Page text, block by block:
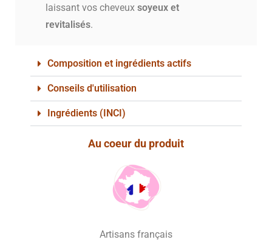
laissant vos cheveux soyeux et
revitalisés.
Composition et ingrédients actifs
Conseils d'utilisation
Ingrédients (INCI)
Au coeur du produit
Artisans français